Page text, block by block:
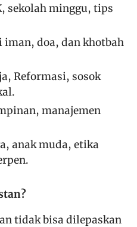
sekolah minggu, tips
doa, dan khotbah
Reformasi, sosok
manajemen
anak muda, etika
tidak bisa dilepaskan